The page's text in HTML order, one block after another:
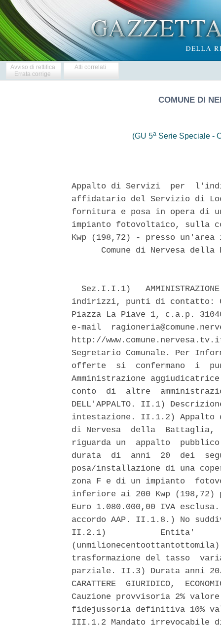
Avviso di rettifica
Errata corrige
Atti correlati
COMUNE DI
(GU 5a Serie Speciale -
Appalto di Servizi  per
affidatario del Servizio di
fornitura e posa in opera di
impianto fotovoltaico, sulla
Kwp (198,72) - presso
Comune di Nervesa
Sez.I.I.1)
indirizzi, punti di contatto:
Piazza La Piave 1, c.a.p.
e-mail
http://
Segretario Comunale. Per
offerte  si  confermano  i
Amministrazione
conto  di  altre
DELL'APPALTO. II.1)
intestazione. II.1.2) Appalto
di Nervesa  della  Battaglia,
riguarda un  appalto
durata  di  anni  20  dei
posa/installazione di una
zona F e di un impianto
inferiore ai 200 Kwp (198,72)
Euro 1.080.000,00 IVA
accordo AAP. II.1.8.) No
II.2.1)           Entita'
trasformazione del tasso
parziale. II.3) Durata anni 20/
CARATTERE  GIURIDICO,
Cauzione provvisoria 2%
fidejussoria definitiva 10%
III.1.2 Mandato irrevocabile